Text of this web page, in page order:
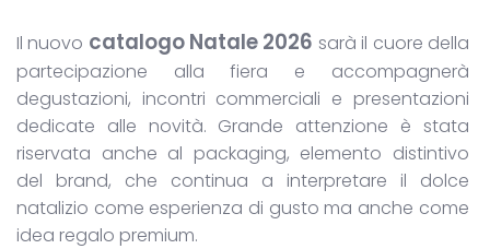
Il nuovo catalogo Natale 2026 sarà il cuore della
partecipazione alla fiera e accompagnerà
degustazioni, incontri commerciali e presentazioni
dedicate alle novità. Grande attenzione è stata
riservata anche al packaging, elemento distintivo
del brand, che continua a interpretare il dolce
natalizio come esperienza di gusto ma anche come
idea regalo premium.